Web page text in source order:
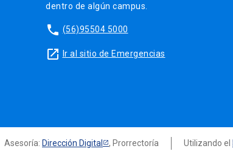
dentro de algún campus.
phone (56)95504 5000
launch Ir al sitio de Emergencias
Asesoría: Dirección Digital , Prorrectoría Utilizando el